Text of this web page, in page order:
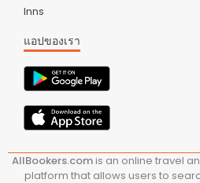
Inns
แอปของเรา
AllBookers.comis an online travel
platform that allows users to